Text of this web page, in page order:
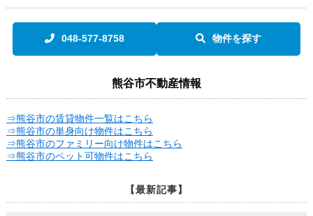
048-577-8758 物件を探す
熊谷市不動産情報
⇒熊谷市の賃貸物件一覧はこちら
⇒熊谷市の単身向け物件はこちら
⇒熊谷市のファミリー向け物件はこちら
⇒熊谷市のペット可物件はこちら
【最新記事】